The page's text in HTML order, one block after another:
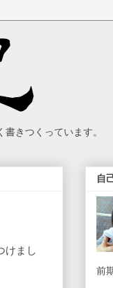
きつくっています。
けまし
自
前